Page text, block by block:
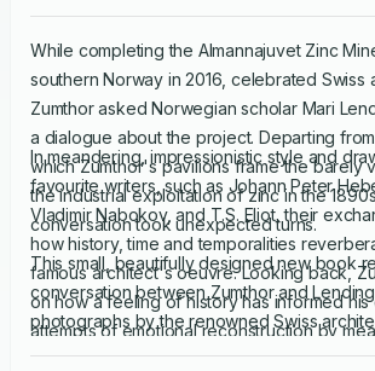
While completing the Almannajuvet Zinc
southern Norway in 2016, celebrated Swiss
Zumthor asked Norwegian scholar Mari
a dialogue about the project. Departing
which Zumthor's pavilions frame the barely
the industrial exploitation of zinc in the
conversation took unexpected turns.
In meandering, impressionistic style and
favourite writers, such as Johann Peter
Vladimir Nabokov, and T.S. Eliot, their
how history, time and temporalities
famous architect's oeuvre. Looking back,
on how a feeling of history has informed his
attempts of emotional reconstruction by
from architectural interventions in dramatic
This small, beautifully designed new book
conversation between Zumthor and
photographs by the renowned Swiss